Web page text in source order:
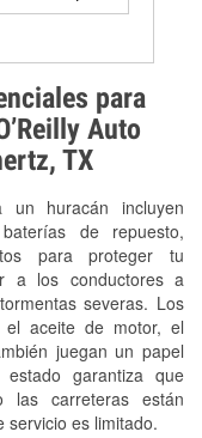
para
Auto
TX
un huracán incluyen
de repuesto,
para proteger tu
a los conductores a
severas. Los
el aceite de motor, el
juegan un papel
garantiza que
las carreteras están
servicio es limitado.
faros
y discos de